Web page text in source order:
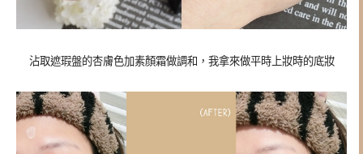
沾取遮瑕盤的杏膚色加素顏霜做調和，我拿來做平時上妝時的底妝